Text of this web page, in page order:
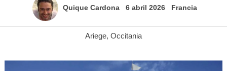
Quique Cardona 6 abril 2026 Francia
Ariege, Occitania